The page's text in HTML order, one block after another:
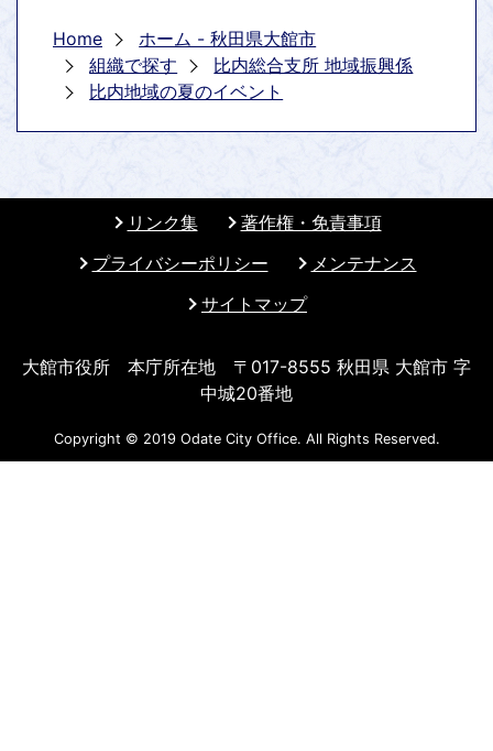
Home
ホーム - 秋田県大館市
組織で探す
比内総合支所 地域振興係
⽐内地域の夏のイベント
リンク集
著作権・免責事項
プライバシーポリシー
メンテナンス
サイトマップ
大館市役所 本庁所在地 〒017-8555 秋田県 大館市 字
中城20番地
Copyright © 2019 Odate City Office. All Rights Reserved.